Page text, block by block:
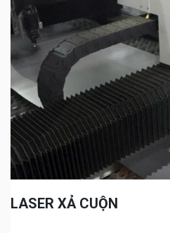
LASER XẢ CUỘN